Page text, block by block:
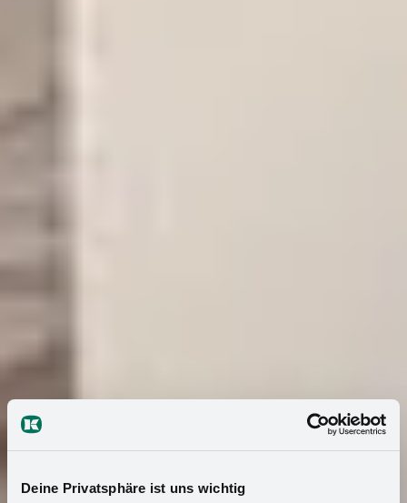
Deine Privatsphäre ist uns wichtig